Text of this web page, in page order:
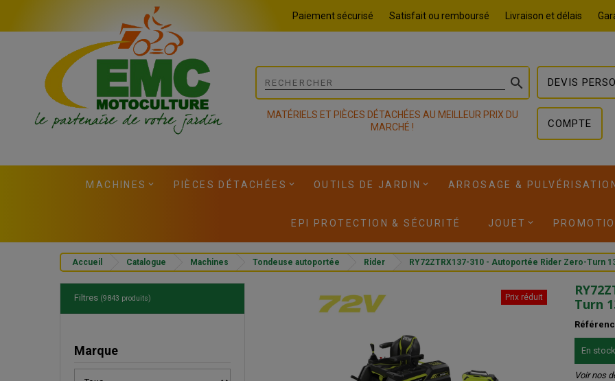
Paiement sécurisé Satisfait ou remboursé Livraison et délais

MATÉRIELS ET PIÈCES DÉTACHÉES AU MEILLEUR PRIX DU
MARCHÉ !
DEVIS
COMPTE
MACHINES PIÈCES DÉTACHÉES OUTILS DE JARDIN ARROSAGE &
EPI PROTECTION & SÉCURITÉ JOUET
Accueil Catalogue Machines Tondeuse autoportée Rider RY72ZTRX137-310 - Autoportée Rider Zero-Turn
Filtres (9843 produits)
Marque
Prix réduit
Turn
En stock
Voir nos